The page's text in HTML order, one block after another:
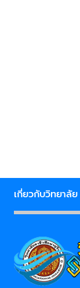
เกี่ยวกับวิทยาลัย